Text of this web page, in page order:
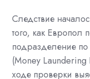
Следствие
того, как
подразделение
(Money
ходе проверки